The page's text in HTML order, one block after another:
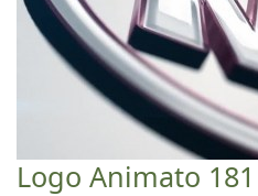
Logo Animato 181